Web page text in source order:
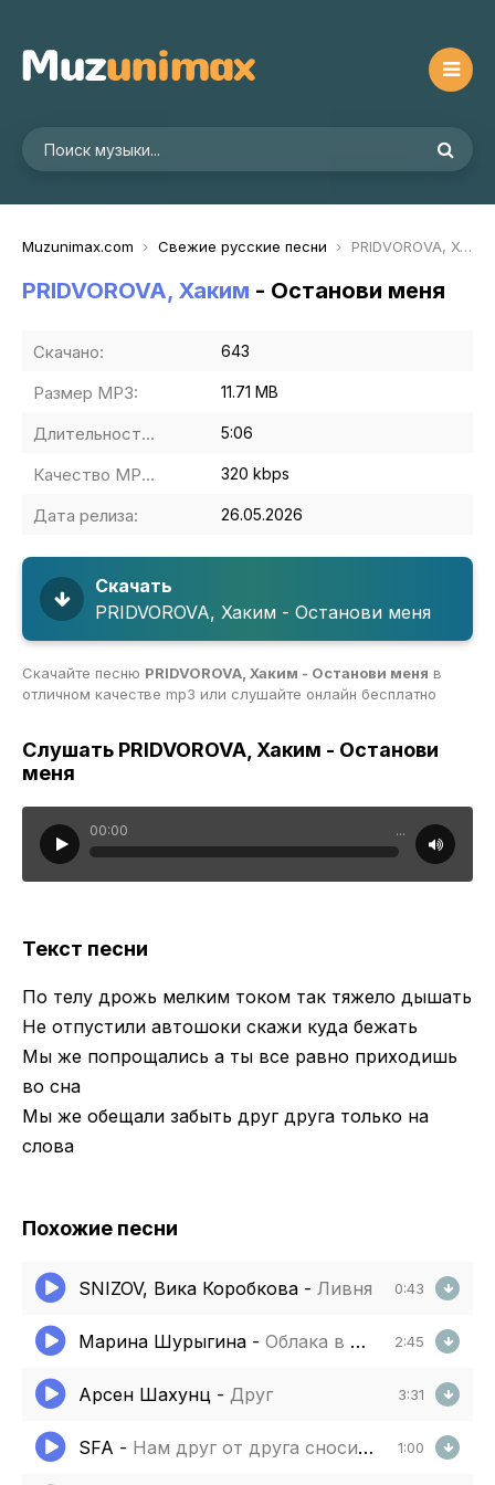
Muzunimax.com Свежие русские песни PRIDVOROVA, Хаким - Останови меня
PRIDVOROVA, Хаким - Останови меня
Скачано: 643
Размер MP3: 11.71 MB
Длительность MP3: 5:06
Качество MP3: 320 kbps
Дата релиза: 26.05.2026
Скачать
PRIDVOROVA, Хаким - Останови меня
Скачайте песню PRIDVOROVA, Хаким - Останови меня в
отличном качестве mp3 или слушайте онлайн бесплатно
Слушать PRIDVOROVA, Хаким - Останови
меня
00:00 ...
Текст песни
По телу дрожь мелким током так тяжело дышать
Не отпустили автошоки скажи куда бежать
Мы же попрощались а ты все равно приходишь
во сна
Мы же обещали забыть друг друга только на
слова
Похожие песни
SNIZOV, Вика Коробкова - Ливня 0:43
Марина Шурыгина - Облака в руках 2:45
Арсен Шахунц - Друг 3:31
SFA - Нам друг от друга сносит крышу 1:00